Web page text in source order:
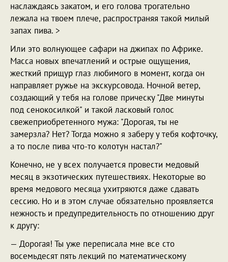
наслаждаясь закатом, и его голова трогательно
лежала на твоем плече, распространяя такой милый
запах пива. >
Или это волнующее сафари на джипах по Африке.
Масса новых впечатлений и острые ощущения,
жесткий прищур глаз любимого в момент, когда он
направляет ружье на экскурсовода. Ночной ветер,
создающий у тебя на голове прическу "Две минуты
под сенокосилкой" и такой ласковый голос
свежеприобретенного мужа: "Дорогая, ты не
замерзла? Нет? Тогда можно я заберу у тебя кофточку,
а то после пива что-то колотун настал?"
Конечно, не у всех получается провести медовый
месяц в экзотических путешествиях. Некоторые во
время медового месяца ухитряются даже сдавать
сессию. Но и в этом случае обязательно проявляется
нежность и предупредительность по отношению друг
к другу:
— Дорогая! Ты уже переписала мне все сто
восемьдесят пять лекций по математическому